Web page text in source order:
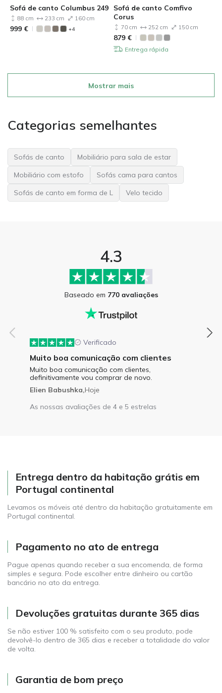
Sofá de canto Columbus 249
88 cm 233 cm 160 cm
999 € +4
Sofá de canto Comfivo
Corus
70 cm 252 cm 150 cm
879 €
Entrega rápida
Mostrar mais
Categorias semelhantes
Sofás de canto
Mobiliário para sala de estar
Mobiliário com estofo
Sofás cama para cantos
Sofás de canto em forma de L
Velo tecido
4.3
Baseado em 770 avaliações
Verificado
Muito boa comunicação com clientes
Muito boa comunicação com clientes,
definitivamente vou comprar de novo.
Elien Babushka,Hoje
As nossas avaliações de 4 e 5 estrelas
Entrega dentro da habitação grátis em
Portugal continental
Levamos os móveis até dentro da habitação gratuitamente em
Portugal continental.
Pagamento no ato de entrega
Pague apenas quando receber a sua encomenda, de forma
simples e segura. Pode escolher entre dinheiro ou cartão
bancário no ato da entrega.
Devoluções gratuitas durante 365 dias
Se não estiver 100 % satisfeito com o seu produto, pode
devolvê-lo dentro de 365 dias e receber a totalidade do valor
de volta.
Garantia de bom preço